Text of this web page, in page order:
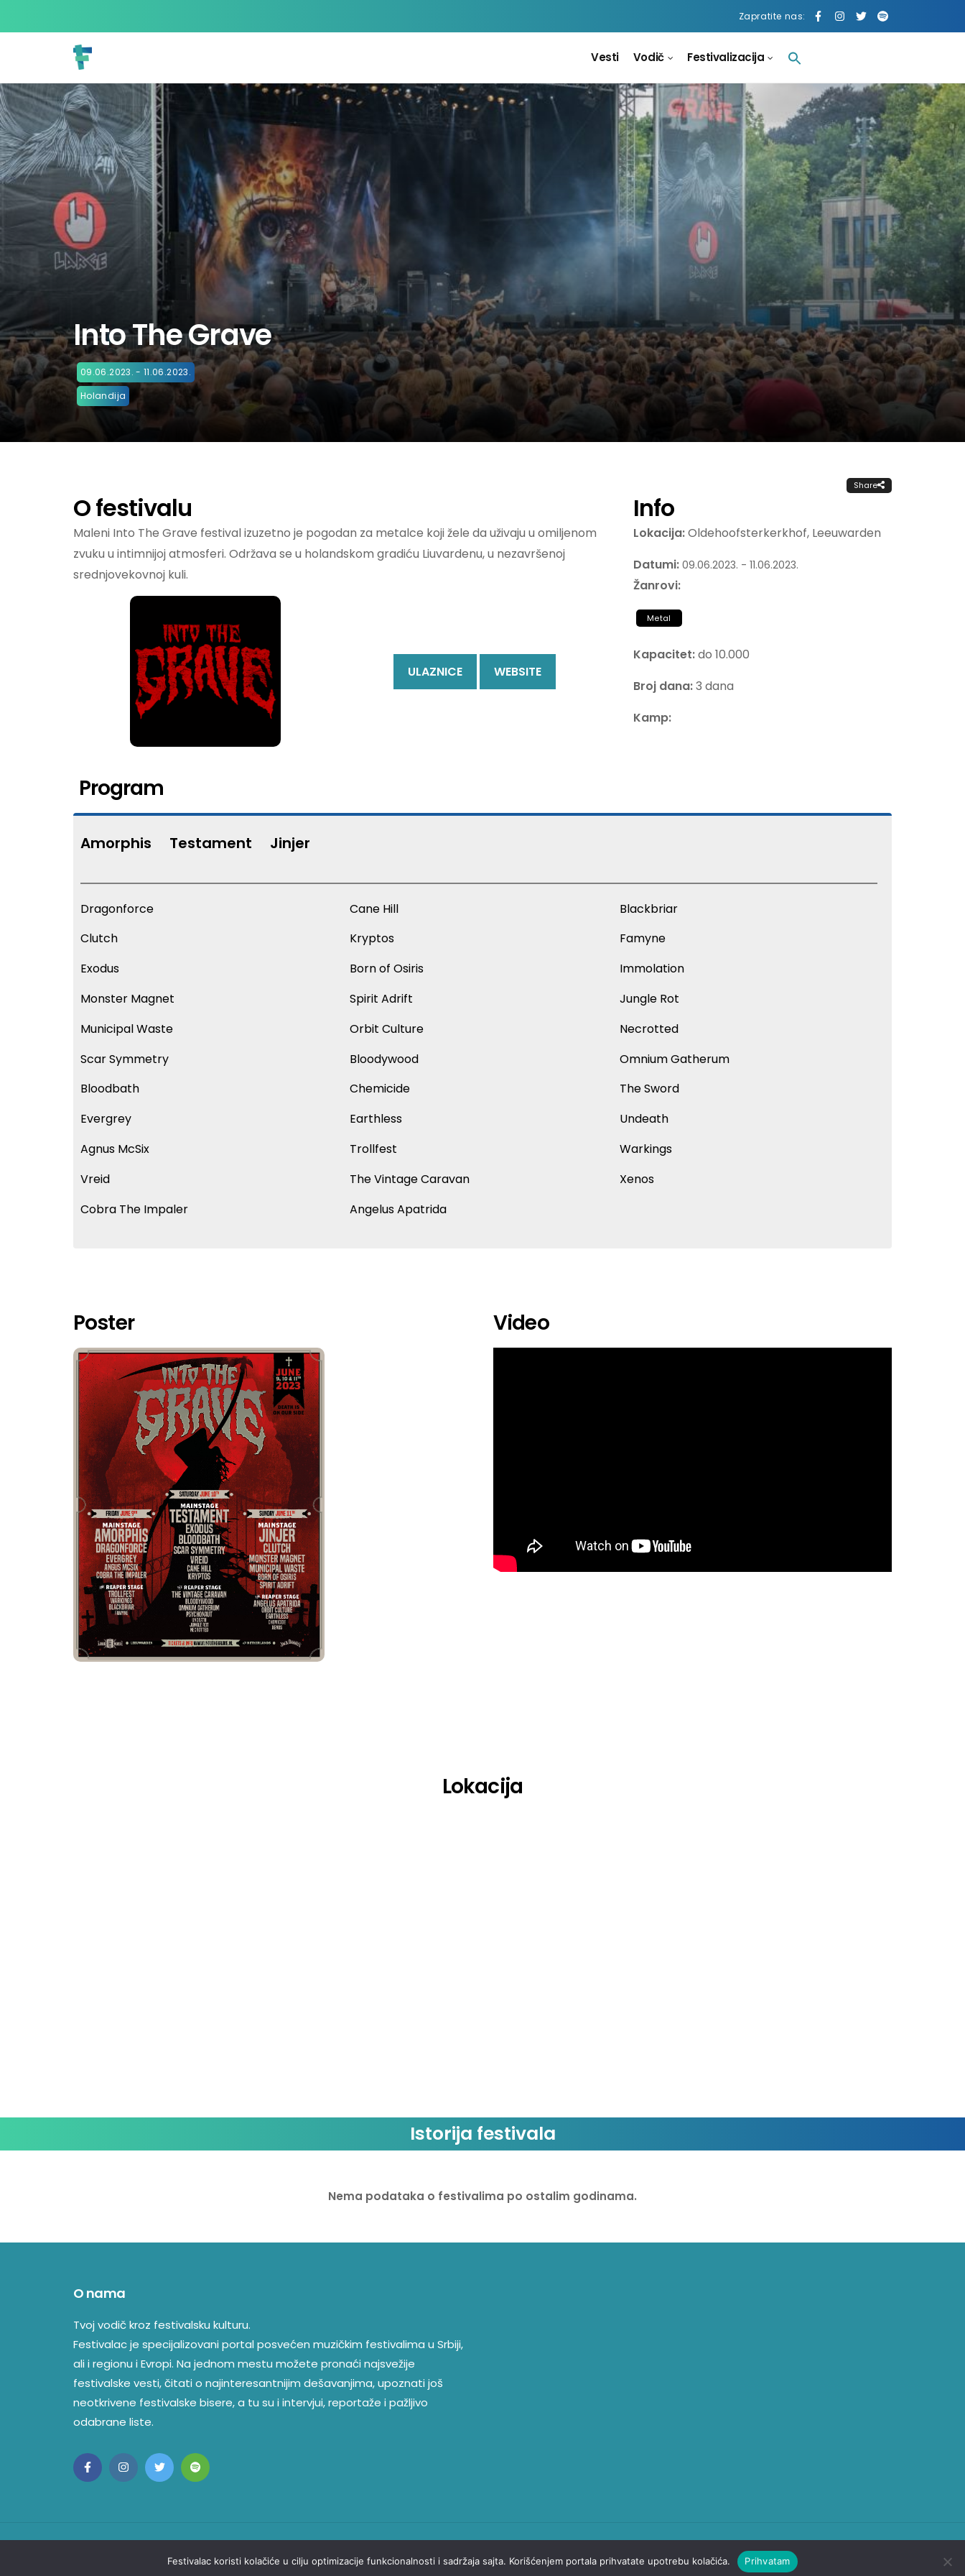
Zapratite nas:
Vesti Vodič Festivalizacija
Into The Grave
09.06.2023. - 11.06.2023.
Holandija
Share
O festivalu
Maleni Into The Grave festival izuzetno je pogodan za metalce koji žele da uživaju u omiljenom
zvuku u intimnijoj atmosferi. Održava se u holandskom gradiću Liuvardenu, u nezavršenoj
srednjovekovnoj kuli.
ULAZNICE WEBSITE
Info
Lokacija:Oldehoofsterkerkhof, Leeuwarden
Datumi: 09.06.2023. - 11.06.2023.
Žanrovi:
Metal
Kapacitet:do 10.000
Broj dana:3 dana
Kamp:
Program
Amorphis Testament Jinjer
Dragonforce
Clutch
Exodus
Monster Magnet
Municipal Waste
Scar Symmetry
Bloodbath
Evergrey
Agnus McSix
Vreid
Cobra The Impaler
Cane Hill
Kryptos
Born of Osiris
Spirit Adrift
Orbit Culture
Bloodywood
Chemicide
Earthless
Trollfest
The Vintage Caravan
Angelus Apatrida
Blackbriar
Famyne
Immolation
Jungle Rot
Necrotted
Omnium Gatherum
The Sword
Undeath
Warkings
Xenos
Poster Video
Lokacija
Istorija festivala
Nema podataka o festivalima po ostalim godinama.
O nama
Tvoj vodič kroz festivalsku kulturu.
Festivalac je specijalizovani portal posvećen muzičkim festivalima u Srbiji,
ali i regionu i Evropi. Na jednom mestu možete pronaći najsvežije
festivalske vesti, čitati o najinteresantnijim dešavanjima, upoznati još
neotkrivene festivalske bisere, a tu su i intervjui, reportaže i pažljivo
odabrane liste.
Kontakt O nama
Festivalac koristi kolačiće u cilju optimizacije funkcionalnosti i sadržaja sajta. Korišćenjem portala prihvatate upotrebu kolačića. Prihvatam